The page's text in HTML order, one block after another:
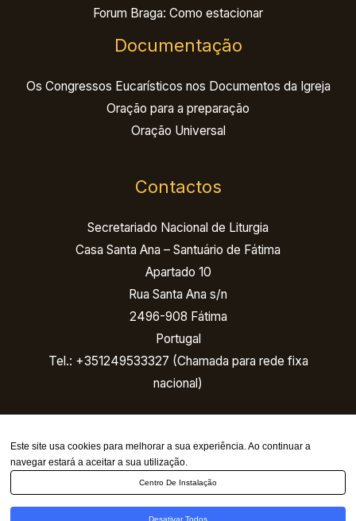
Forum Braga: Como estacionar
Documentação
Os Congressos Eucarísticos nos Documentos da Igreja
Oração para a preparação
Oração Universal
Contactos
Secretariado Nacional de Liturgia
Casa Santa Ana – Santuário de Fátima
Apartado 10
Rua Santa Ana s/n
2496-908 Fátima
Portugal
Tel.: +351249533327 (Chamada para rede fixa
nacional)
nacional@congressoeucaristico.pt
internacional@congressoeucaristico.pt
Este site usa cookies para melhorar a sua experiência. Ao continuar a
navegar estará a aceitar a sua utilização.
Centro De Instalação
Desativar Todos